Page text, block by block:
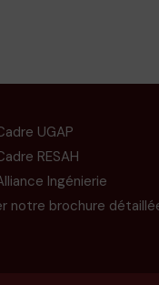
UGAP
RESAH
Ingénierie
notre brochure